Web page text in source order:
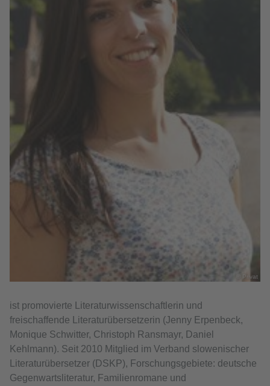
© Privat
ist promovierte Literaturwissenschaftlerin und
freischaffende Literaturübersetzerin (Jenny Erpenbeck,
Monique Schwitter, Christoph Ransmayr, Daniel
Kehlmann). Seit 2010 Mitglied im Verband slowenischer
Literaturübersetzer (DSKP), Forschungsgebiete: deutsche
Gegenwartsliteratur, Familienromane und